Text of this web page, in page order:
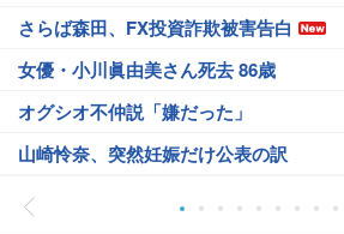
さらば森田、FX投資詐欺被害告白
女優・小川眞由美さん死去 86歳
オグシオ不仲説「嫌だった」
山崎怜奈、突然妊娠だけ公表の訳